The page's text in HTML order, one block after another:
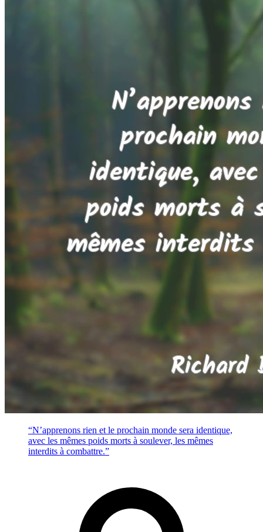
“N’apprenons rien et le prochain monde sera identique,
avec les mêmes poids morts à soulever, les mêmes
interdits à combattre.”